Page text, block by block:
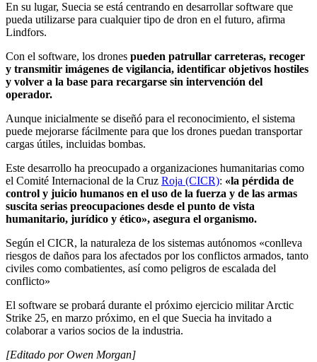
En su lugar, Suecia se está centrando en desarrollar software que
pueda utilizarse para cualquier tipo de dron en el futuro, afirma
Lindfors.
Con el software, los drones pueden patrullar carreteras, recoger
y transmitir imágenes de vigilancia, identificar objetivos hostiles
y volver a la base para recargarse sin intervención del
operador.
Aunque inicialmente se diseñó para el reconocimiento, el sistema
puede mejorarse fácilmente para que los drones puedan transportar
cargas útiles, incluidas bombas.
Este desarrollo ha preocupado a organizaciones humanitarias como
el Comité Internacional de la Cruz Roja (CICR): «la pérdida de
control y juicio humanos en el uso de la fuerza y de las armas
suscita serias preocupaciones desde el punto de vista
humanitario, jurídico y ético», asegura el organismo.
Según el CICR, la naturaleza de los sistemas autónomos «conlleva
riesgos de daños para los afectados por los conflictos armados, tanto
civiles como combatientes, así como peligros de escalada del
conflicto»
El software se probará durante el próximo ejercicio militar Arctic
Strike 25, en marzo próximo, en el que Suecia ha invitado a
colaborar a varios socios de la industria.
[Editado por Owen Morgan]